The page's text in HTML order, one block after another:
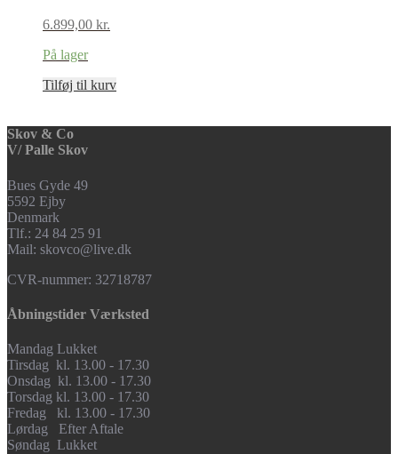
6.899,00 kr.
På lager
Tilføj til kurv
Skov & Co
V/ Palle Skov
Bues Gyde 49
5592 Ejby
Denmark
Tlf.: 24 84 25 91
Mail: skovco@live.dk
CVR-nummer: 32718787
Åbningstider Værksted
Mandag Lukket
Tirsdag kl. 13.00 - 17.30
Onsdag kl. 13.00 - 17.30
Torsdag kl. 13.00 - 17.30
Fredag kl. 13.00 - 17.30
Lørdag Efter Aftale
Søndag Lukket